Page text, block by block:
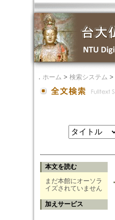
． ホーム > 検索システム >
本文を読む
まだ本館にオーソラ
イズされていません
加えサービス